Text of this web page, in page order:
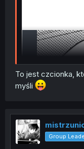
To jest czcionka,
myśli
Group